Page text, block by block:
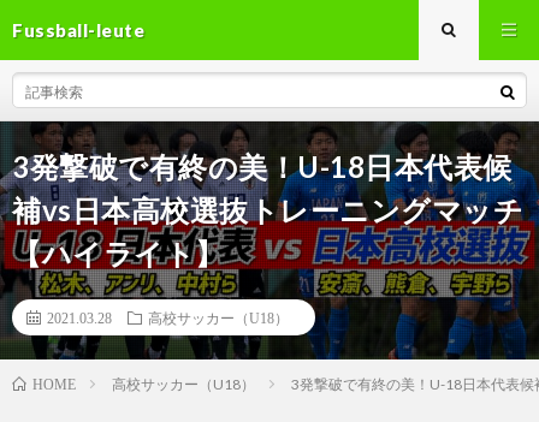
Fussball-leute
3発撃破で有終の美！U-18日本代表候
補vs日本高校選抜トレーニングマッチ
【ハイライト】
2021.03.28 高校サッカー（U18）
HOME 高校サッカー（U18） 3発撃破で有終の美！U-18日本代表